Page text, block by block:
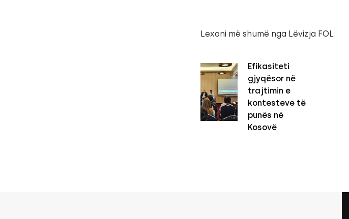
Lexoni më shumë nga Lëvizja FOL:
Efikasiteti
gjyqësor në
trajtimin e
kontesteve të
punës në
Kosovë